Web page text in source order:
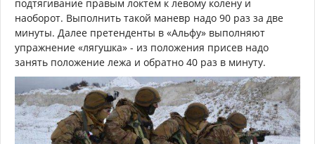
подтягивание правым локтем к левому колену и
наоборот. Выполнить такой маневр надо 90 раз за две
минуты. Далее претенденты в «Альфу» выполняют
упражнение «лягушка» - из положения присев надо
занять положение лежа и обратно 40 раз в минуту.